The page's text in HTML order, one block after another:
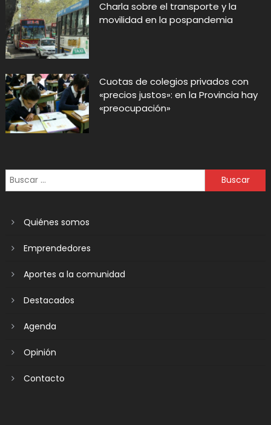
Charla sobre el transporte y la
movilidad en la pospandemia
Cuotas de colegios privados con
«precios justos»: en la Provincia hay
«preocupación»
Quiénes somos
Emprendedores
Aportes a la comunidad
Destacados
Agenda
Opinión
Contacto